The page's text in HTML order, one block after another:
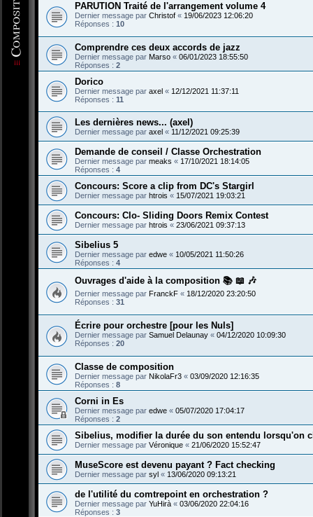
PARUTION Traité de l'arrangement volume 4
Dernier message par Christof « 19/06/2023 12:06:20
Réponses : 10
Comprendre ces deux accords de jazz
Dernier message par Marso « 06/01/2023 18:55:50
Réponses : 2
Dorico
Dernier message par axel « 12/12/2021 11:37:11
Réponses : 11
Les dernières news... (axel)
Dernier message par axel « 11/12/2021 09:25:39
Demande de conseil / Classe Orchestration
Dernier message par meaks « 17/10/2021 18:14:05
Réponses : 4
Concours: Score a clip from DC's Stargirl
Dernier message par htrois « 15/07/2021 19:03:21
Concours: Clo- Sliding Doors Remix Contest
Dernier message par htrois « 23/06/2021 09:37:13
Sibelius 5
Dernier message par edwe « 10/05/2021 11:50:26
Réponses : 4
Ouvrages d'aide à la composition 📚 📖 🎶
Dernier message par FranckF « 18/12/2020 23:20:50
Réponses : 31
Écrire pour orchestre [pour les Nuls]
Dernier message par Samuel Delaunay « 04/12/2020 10:09:30
Réponses : 20
Classe de composition
Dernier message par NikolaFr3 « 03/09/2020 12:16:35
Réponses : 8
Corni in Es
Dernier message par edwe « 05/07/2020 17:04:17
Réponses : 2
Sibelius, modifier la durée du son entendu lorsqu'on
Dernier message par Véronique « 21/06/2020 15:52:47
MuseScore est devenu payant ? Fact checking
Dernier message par syl « 13/06/2020 09:13:21
de l'utilité du comtrepoint en orchestration ?
Dernier message par YuHirà « 03/06/2020 22:04:16
Réponses : 3